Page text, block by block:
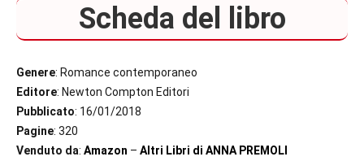
Scheda del libro
Genere: Romance contemporaneo
Editore: Newton Compton Editori
Pubblicato: 16/01/2018
Pagine: 320
Venduto da: Amazon – Altri Libri di ANNA PREMOLI